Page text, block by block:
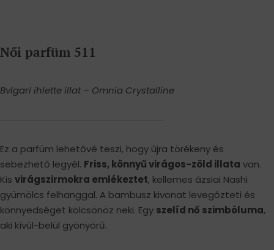
Női parfüm 511
Bvlgari ihlette illat – Omnia Crystalline
Ez a parfüm lehetővé teszi, hogy újra törékeny és
sebezhető legyél. Friss, könnyű virágos-zöld illata van.
Kis virágszirmokra emlékeztet, kellemes ázsiai Nashi
gyümölcs felhanggal. A bambusz kivonat levegőzteti és
könnyedséget kölcsönöz neki. Egy szelíd nő szimbóluma,
aki kívül-belül gyönyörű.